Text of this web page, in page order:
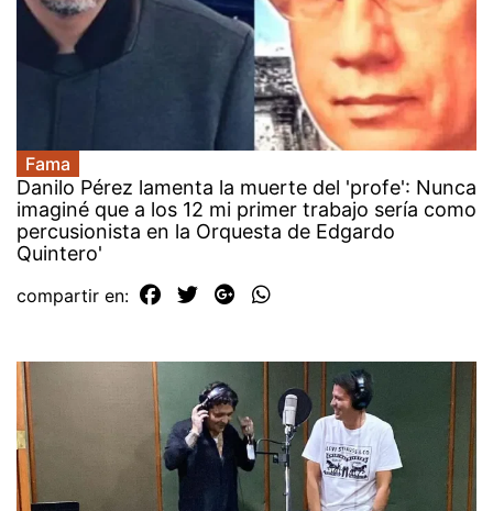
Fama
Danilo Pérez lamenta la muerte del 'profe': Nunca
imaginé que a los 12 mi primer trabajo sería como
percusionista en la Orquesta de Edgardo
Quintero'
compartir en: